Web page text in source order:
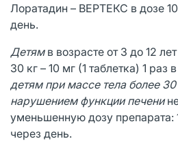
Лоратадин – ВЕРТЕКС в дозе 10
день.
Детям в возрасте от 3 до 12
30 кг – 10 мг (1 таблетка) 1 раз
детям при массе тела более
нарушением функции печени
уменьшенную дозу препарата:
через день.